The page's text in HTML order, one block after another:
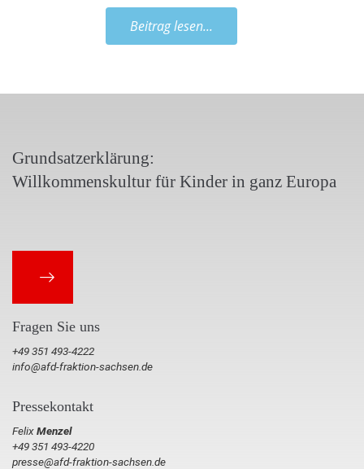
Beitrag lesen...
Grundsatzerklärung:
Willkommenskultur für Kinder in ganz Europa
Fragen Sie uns
+49 351 493-4222
info@afd-fraktion-sachsen.de
Pressekontakt
FelixMenzel
+49 351 493-4220
presse@afd-fraktion-sachsen.de